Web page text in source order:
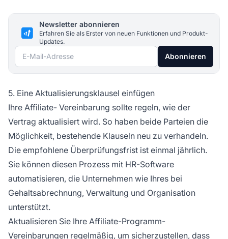
Newsletter abonnieren
Erfahren Sie als Erster von neuen Funktionen und Produkt-
Updates.
E-Mail-Adresse Abonnieren
5. Eine Aktualisierungsklausel einfügen
Ihre Affiliate- Vereinbarung sollte regeln, wie der
Vertrag aktualisiert wird. So haben beide Parteien die
Möglichkeit, bestehende Klauseln neu zu verhandeln.
Die empfohlene Überprüfungsfrist ist einmal jährlich.
Sie können diesen Prozess mit HR-Software
automatisieren, die Unternehmen wie Ihres bei
Gehaltsabrechnung, Verwaltung und Organisation
unterstützt.
Aktualisieren Sie Ihre Affiliate-Programm-
Vereinbarungen regelmäßig, um sicherzustellen, dass